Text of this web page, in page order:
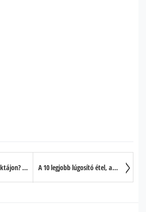
Petyhüdtté vált deréktájon? A 10 legjobb étel, hogy eltüntesse a párnácskákat A 10 legjobb lúgosító étel, amit minden nap érdemes fogyasztani